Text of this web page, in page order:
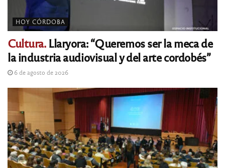
HOY CÓRDOBA
Cultura.Llaryora: “Queremos ser la meca de
la industria audiovisual y del arte cordobés”
6 de agosto de 2026